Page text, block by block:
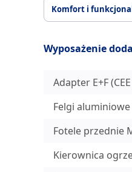
Komfort i
Wyposażenie
Adapter E+F
Felgi
Fotele przednie
Kierownica